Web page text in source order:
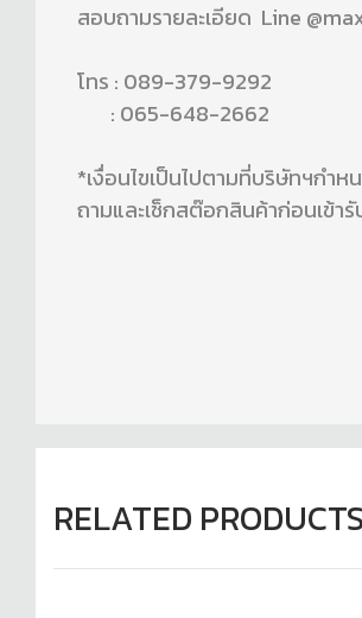
สอบถามรายละเอียด Line
โทร : 089-379-9292
: 065-648-2662
*เงื่อนไขเป็นไปตามที่บริษัทฯกำ
ถามและเช็กสต๊อกสินค้าก่อนเข้ารั
RELATED PRODUCTS